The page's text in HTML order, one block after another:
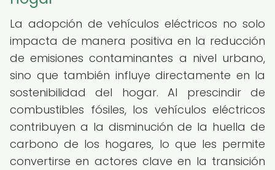
La adopción de vehículos eléctricos no solo
impacta de manera positiva en la reducción
de emisiones contaminantes a nivel urbano,
sino que también influye directamente en la
sostenibilidad del hogar. Al prescindir de
combustibles fósiles, los vehículos eléctricos
contribuyen a la disminución de la huella de
carbono de los hogares, lo que les permite
convertirse en actores clave en la transición